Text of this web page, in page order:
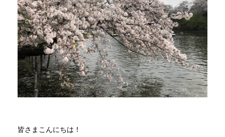
商品情報
直営店
イベント
皆さまこんにちは！